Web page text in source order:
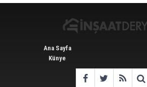
Ana Sayfa
Künye